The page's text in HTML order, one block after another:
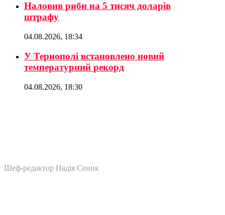
Наловив риби на 5 тисяч доларів
штрафу
04.08.2026, 18:34
У Тернополі встановлено новий
температурний рекорд
04.08.2026, 18:30
Шеф-редактор Надія Сеник